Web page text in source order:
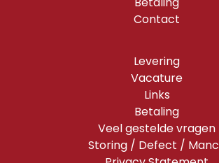
Contact
Levering
Vacature
Links
Betaling
Veel gestelde vragen
Storing / Defect /